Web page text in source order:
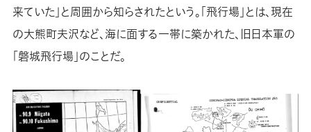
来ていた」と周囲から知らされたという。「飛行場」とは、現在
の大熊町夫沢など、海に面する一帯に築かれた、旧日本軍の
「磐城飛行場」のことだ。